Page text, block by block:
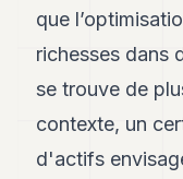
ASSOCIATIONS
CONTACT
que
richesses dans
se trouve de
contexte, un
d'actifs